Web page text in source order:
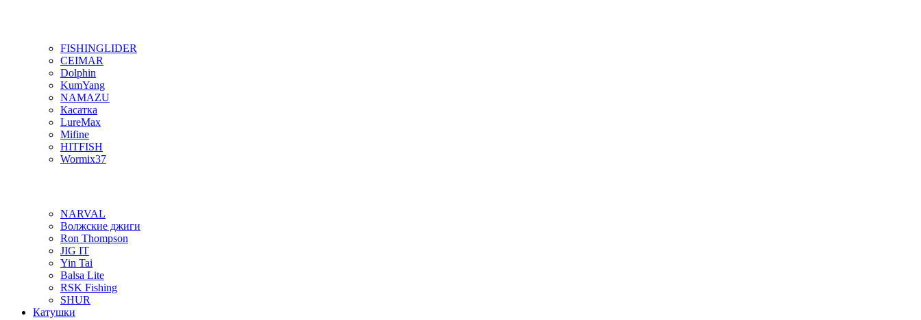
FISHINGLIDER
CEIMAR
Dolphin
KumYang
NAMAZU
Касатка
LureMax
Mifine
HITFISH
Wormix37
NARVAL
Волжские джиги
Ron Thompson
JIG IT
Yin Tai
Balsa Lite
RSK Fishing
SHUR
Катушки